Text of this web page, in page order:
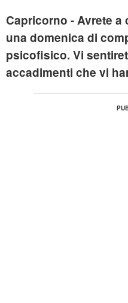
Capricorno - Avrete a
una domenica di
psicofisico. Vi
accadimenti che vi